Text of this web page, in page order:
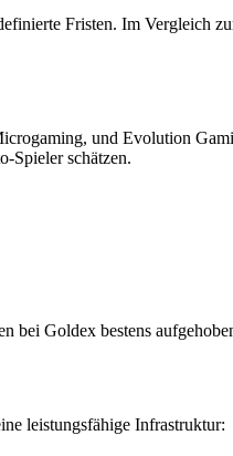
Fristen. Im Vergleich
und Evolution
Spieler schätzen.
bei Goldex bestens
leistungsfähige Infrastruktur: